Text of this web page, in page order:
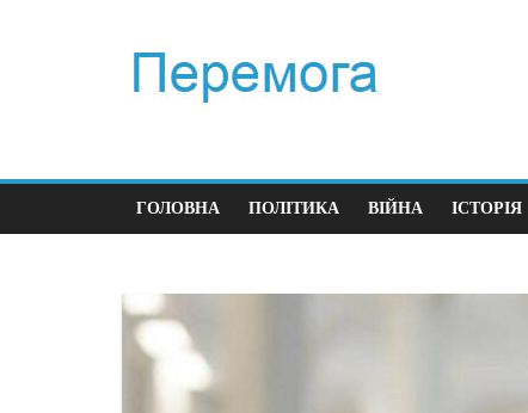
ГОЛОВНА ПОЛІТИКА ВІЙНА ІСТОРІЯ